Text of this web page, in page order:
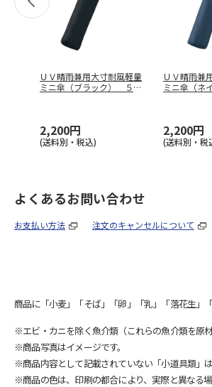
ＵＶ晴雨兼用大寸耐風軽量
ミニ傘（ブラック） ５０
2,200円
(送料別・税込)
ＵＶ晴雨兼
ミニ傘（ネ
2,200円
(送料別・税
よくあるお問い合わせ
お支払い方法 注文のキャンセルについて
商品に「小麦」「そば」「卵」「乳」「落花生」
※エビ・カニを除く魚介類（これらの魚介類を原
※商品写真はイメージです。
※商品内容として記載されていない「小道具類」
※商品の色は、印刷の都合により、実際と異なる場